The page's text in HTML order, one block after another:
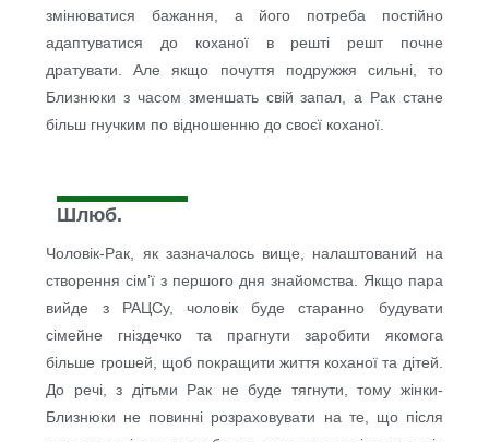
змінюватися бажання, а його потреба постійно
адаптуватися до коханої в решті решт почне
дратувати. Але якщо почуття подружжя сильні, то
Близнюки з часом зменшать свій запал, а Рак стане
більш гнучким по відношенню до своєї коханої.
Шлюб.
Чоловік-Рак, як зазначалось вище, налаштований на
створення сім’ї з першого дня знайомства. Якщо пара
вийде з РАЦСу, чоловік буде старанно будувати
сімейне гніздечко та прагнути заробити якомога
більше грошей, щоб покращити життя коханої та дітей.
До речі, з дітьми Рак не буде тягнути, тому жінки-
Близнюки не повинні розраховувати на те, що після